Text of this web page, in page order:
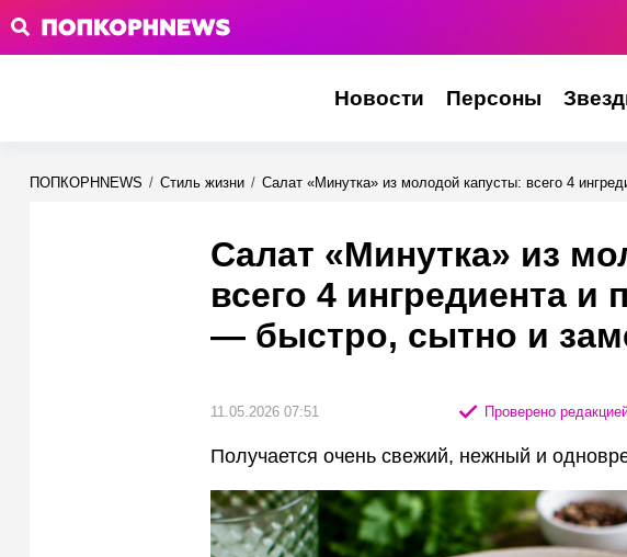
Новости Персоны
ПОПКОРНNEWS / Стиль жизни / Салат «Минутка» из молодой капусты: всего 4
Салат «Минутка» из
всего 4 ингредиента и
— быстро, сытно и
11.05.2026 07:51 Проверено
Получается очень свежий, нежный и